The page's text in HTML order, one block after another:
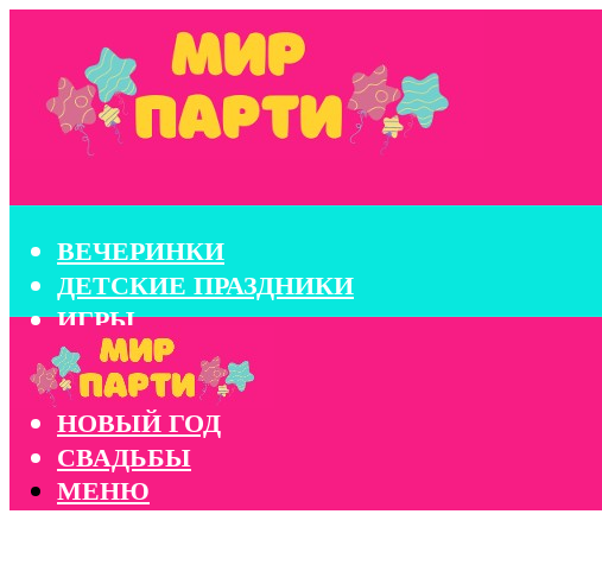
ВЕЧЕРИНКИ
ДЕТСКИЕ ПРАЗДНИКИ
ИГРЫ
КОНКУРСЫ
КОРПОРАТИВЫ
НОВЫЙ ГОД
СВАДЬБЫ
МЕНЮ